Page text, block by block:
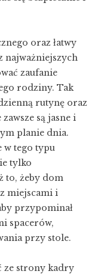
oraz łatwy
najważniejszych
zaufanie
rodziny. Tak
rutynę oraz
są jasne i
planie dnia.
w tego typu
tylko
to, żeby dom
miejscami i
przypominał
spacerów,
przy stole.
ze strony kadry